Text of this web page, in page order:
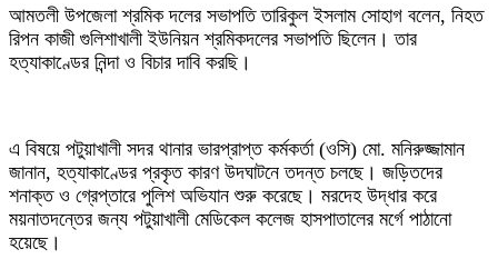
আমতলী উপজেলা শ্রমিক দলের সভাপতি তারিকুল ইসলাম সোহাগ বলেন, নিহত
রিপন কাজী গুলিশাখালী ইউনিয়ন শ্রমিকদলের সভাপতি ছিলেন। তার
হত্যাকাণ্ডের নিন্দা ও বিচার দাবি করছি।
এ বিষয়ে পটুয়াখালী সদর থানার ভারপ্রাপ্ত কর্মকর্তা (ওসি) মো. মনিরুজ্জামান
জানান, হত্যাকাণ্ডের প্রকৃত কারণ উদঘাটনে তদন্ত চলছে। জড়িতদের
শনাক্ত ও গ্রেপ্তারে পুলিশ অভিযান শুরু করেছে। মরদেহ উদ্ধার করে
ময়নাতদন্তের জন্য পটুয়াখালী মেডিকেল কলেজ হাসপাতালের মর্গে পাঠানো
হয়েছে।